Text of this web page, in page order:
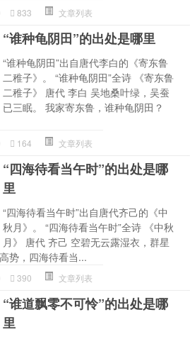
833 文章列表
“谁种龟阴田”的出处是哪里
“谁种龟阴田”出自唐代李白的《寄东鲁
二稚子》。 “谁种龟阴田”全诗 《寄东鲁
二稚子》 唐代 李白 吴地桑叶绿，吴蚕
已三眠。 我家寄东鲁，谁种龟阴田？
164 文章列表
“四海待看当午时”的出处是哪
里
“四海待看当午时”出自唐代齐己的《中
秋月》。 “四海待看当午时”全诗 《中秋
月》 唐代 齐己 空碧无云露湿衣，群星
势，四海待看当...
390 文章列表
“谁道飘零不可怜”的出处是哪
里